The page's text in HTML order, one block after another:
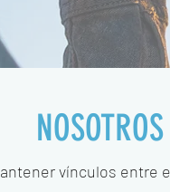
NOSOTROS
vínculos entre